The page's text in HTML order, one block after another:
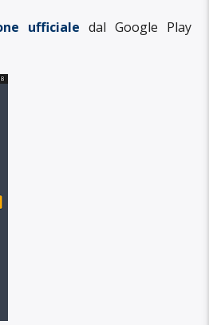
ufficiale dal Google Play